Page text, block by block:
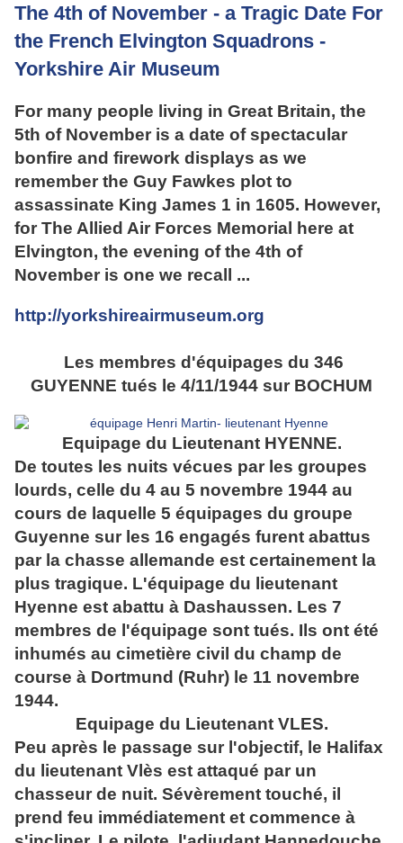
The 4th of November - a Tragic Date For
the French Elvington Squadrons -
Yorkshire Air Museum
For many people living in Great Britain, the
5th of November is a date of spectacular
bonfire and firework displays as we
remember the Guy Fawkes plot to
assassinate King James 1 in 1605. However,
for The Allied Air Forces Memorial here at
Elvington, the evening of the 4th of
November is one we recall ...
http://yorkshireairmuseum.org
Les membres d'équipages du 346
GUYENNE tués le 4/11/1944 sur BOCHUM
Equipage du Lieutenant HYENNE.
De toutes les nuits vécues par les groupes
lourds, celle du 4 au 5 novembre 1944 au
cours de laquelle 5 équipages du groupe
Guyenne sur les 16 engagés furent abattus
par la chasse allemande est certainement la
plus tragique. L'équipage du lieutenant
Hyenne est abattu à Dashaussen. Les 7
membres de l'équipage sont tués. Ils ont été
inhumés au cimetière civil du champ de
course à Dortmund (Ruhr) le 11 novembre
1944.
Equipage du Lieutenant VLES.
Peu après le passage sur l'objectif, le Halifax
du lieutenant Vlès est attaqué par un
chasseur de nuit. Sévèrement touché, il
prend feu immédiatement et commence à